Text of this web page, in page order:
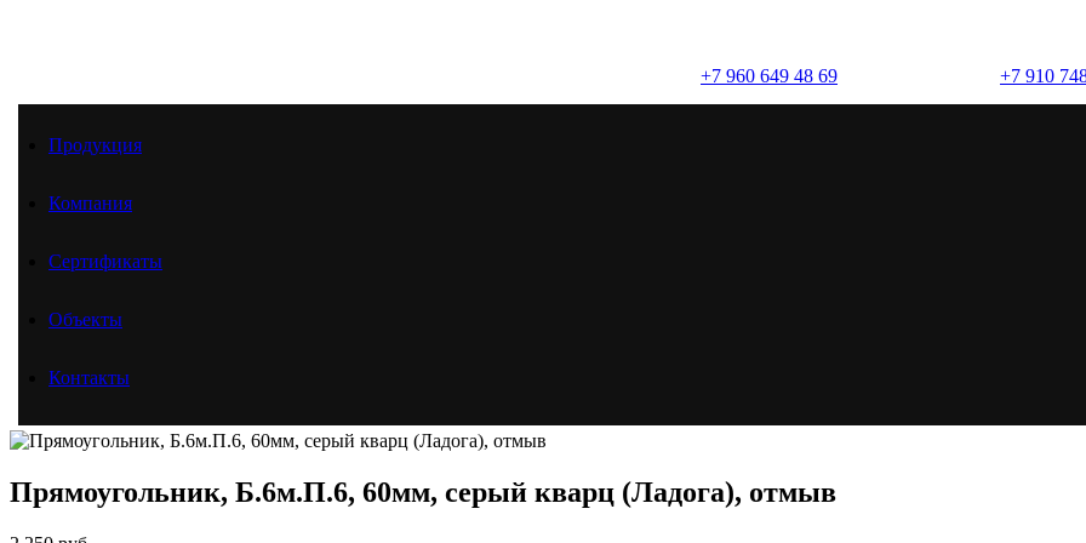
+7 960 649 48 69 +7 910
Продукция
Сертификаты
Продукция
Компания
Сертификаты
Объекты
Контакты
Продукция
Тротуарная плитка
Поверхность «Отмыв»
Прямоугольник, Б.6м.П.6, 60мм, серый кварц (Ладога), отмыв